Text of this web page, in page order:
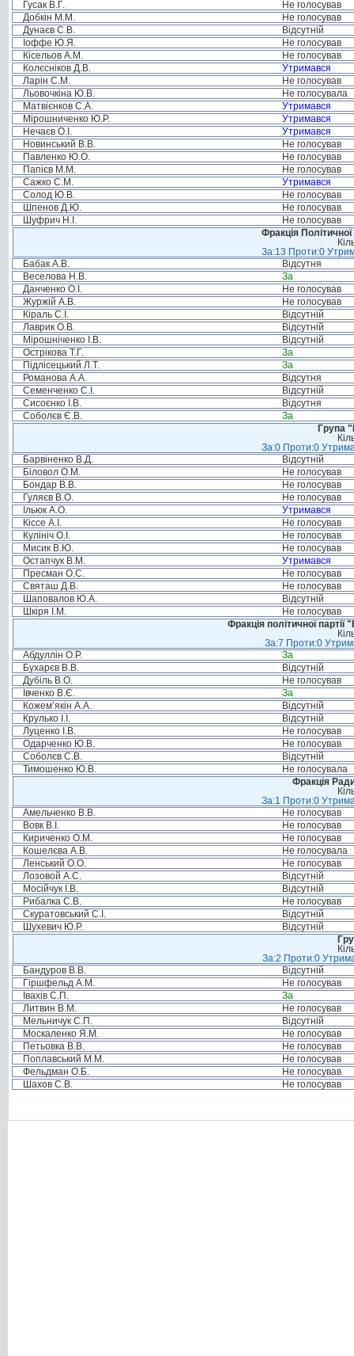
Гусак В.Г.
Не голосував
Добкін М.М.
Не голосував
Дунаєв С.В.
Відсутній
Іоффе Ю.Я.
Не голосував
Кісельов А.М.
Не голосував
Колєсніков Д.В.
Утримався
Ларін С.М.
Не голосував
Льовочкіна Ю.В.
Не голосувала
Матвієнков С.А.
Утримався
Мірошниченко Ю.Р.
Утримався
Нечаєв О.І.
Утримався
Новинський В.В.
Не голосував
Павленко Ю.О.
Не голосував
Папієв М.М.
Не голосував
Сажко С.М.
Утримався
Солод Ю.В.
Не голосував
Шпенов Д.Ю.
Не голосував
Шуфрич Н.І.
Не голосував
Фракція
За:13 Проти:0
Бабак А.В.
Відсутня
Веселова Н.В.
За
Данченко О.І.
Не голосував
Журжій А.В.
Не голосував
Кіраль С.І.
Відсутній
Лаврик О.В.
Відсутній
Мірошніченко І.В.
Відсутній
Острікова Т.Г.
За
Підлісецький Л.Т.
За
Романова А.А.
Відсутня
Семенченко С.І.
Відсутній
Сисоєнко І.В.
Відсутня
Соболєв Є.В.
За
Група
За:0 Проти:0
Барвіненко В.Д.
Відсутній
Біловол О.М.
Не голосував
Бондар В.В.
Не голосував
Гуляєв В.О.
Не голосував
Ільюк А.О.
Утримався
Кіссе А.І.
Не голосував
Кулініч О.І.
Не голосував
Мисик В.Ю.
Не голосував
Остапчук В.М.
Утримався
Пресман О.С.
Не голосував
Святаш Д.В.
Не голосував
Шаповалов Ю.А.
Відсутній
Шкіря І.М.
Не голосував
Фракція політичної
За:7 Проти:0
Абдуллін О.Р.
За
Бухарєв В.В.
Відсутній
Дубіль В.О.
Не голосував
Івченко В.Є.
За
Кожем’якін А.А.
Відсутній
Крулько І.І.
Відсутній
Луценко І.В.
Не голосував
Одарченко Ю.В.
Не голосував
Соболєв С.В.
Відсутній
Тимошенко Ю.В.
Не голосувала
Фракція
За:1 Проти:0
Амельченко В.В.
Не голосував
Вовк В.І.
Не голосував
Кириченко О.М.
Не голосував
Кошелєва А.В.
Не голосувала
Ленський О.О.
Не голосував
Лозовой А.С.
Відсутній
Мосійчук І.В.
Відсутній
Рибалка С.В.
Не голосував
Скуратовський С.І.
Відсутній
Шухевич Ю.Р.
Відсутній
За:2 Проти:0
Бандуров В.В.
Відсутній
Гіршфельд А.М.
Не голосував
Івахів С.П.
За
Литвин В.М.
Не голосував
Мельничук С.П.
Відсутній
Москаленко Я.М.
Не голосував
Петьовка В.В.
Не голосував
Поплавський М.М.
Не голосував
Фельдман О.Б.
Не голосував
Шахов С.В.
Не голосував